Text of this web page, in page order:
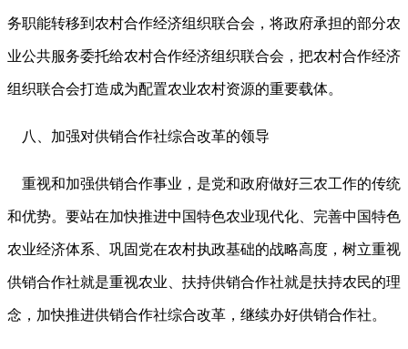
务职能转移到农村合作经济组织联合会，将政府承担的部分农
业公共服务委托给农村合作经济组织联合会，把农村合作经济
组织联合会打造成为配置农业农村资源的重要载体。
八、加强对供销合作社综合改革的领导
重视和加强供销合作事业，是党和政府做好三农工作的传统
和优势。要站在加快推进中国特色农业现代化、完善中国特色
农业经济体系、巩固党在农村执政基础的战略高度，树立重视
供销合作社就是重视农业、扶持供销合作社就是扶持农民的理
念，加快推进供销合作社综合改革，继续办好供销合作社。